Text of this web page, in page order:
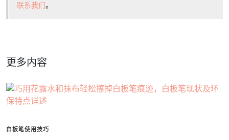
联系我们。
更多内容
白板笔使用技巧